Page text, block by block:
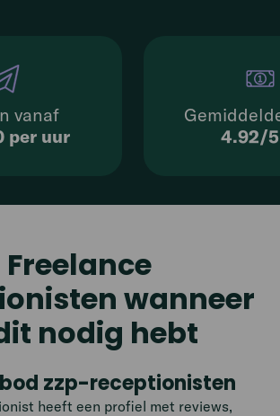
vanaf
per uur
4.92/
Freelance
wanneer
nodig hebt
zzp-receptionisten
heeft een profiel met reviews,